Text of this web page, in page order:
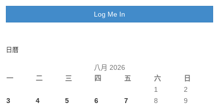
日曆
八月 2026
一
二 三 四 五 六 日
1
2
3
4 5 6 7 8
9